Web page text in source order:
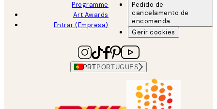
Programme
Art Awards
Entrar (Empresa)
Pedido de
cancelamento de
encomenda
Gerir cookies
PRT PORTUGUES